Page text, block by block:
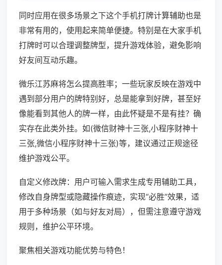
同时应用在很多场景之下这个手机打牌计算辅助也是
非常有用的，使用起来简单便捷。特别是在大家手机
打牌时可以合理调整牌型，提升游戏体验，避免影响
好友间互动乐趣。
微乐江苏麻将怎么提高胜率；一些玩家反映在游戏中
遇到部分用户的牌特别好，总是能拿到好牌，甚至好
像能看到其他人的牌一样，由此怀疑是不是有挂？确
实存在此类外挂。如(微信财神十三张,小程序财神十
三张,微信小程序财神十三张)等，建议通过正规途径
维护游戏公平。
自定义修改牌：用户可输入需求生成专用辅助工具，
修改自身牌型或隐藏操作痕迹，实现“必胜”效果，适
用于多种场景（如与好友对局），但需注意遵守游戏
规则，维护公平环境。
聚焦相关游戏功能优势与特色！